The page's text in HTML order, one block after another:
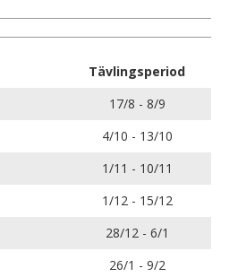
Tävlingsperiod
17/8 - 8/9
4/10 - 13/10
1/11 - 10/11
1/12 - 15/12
28/12 - 6/1
26/1 - 9/2